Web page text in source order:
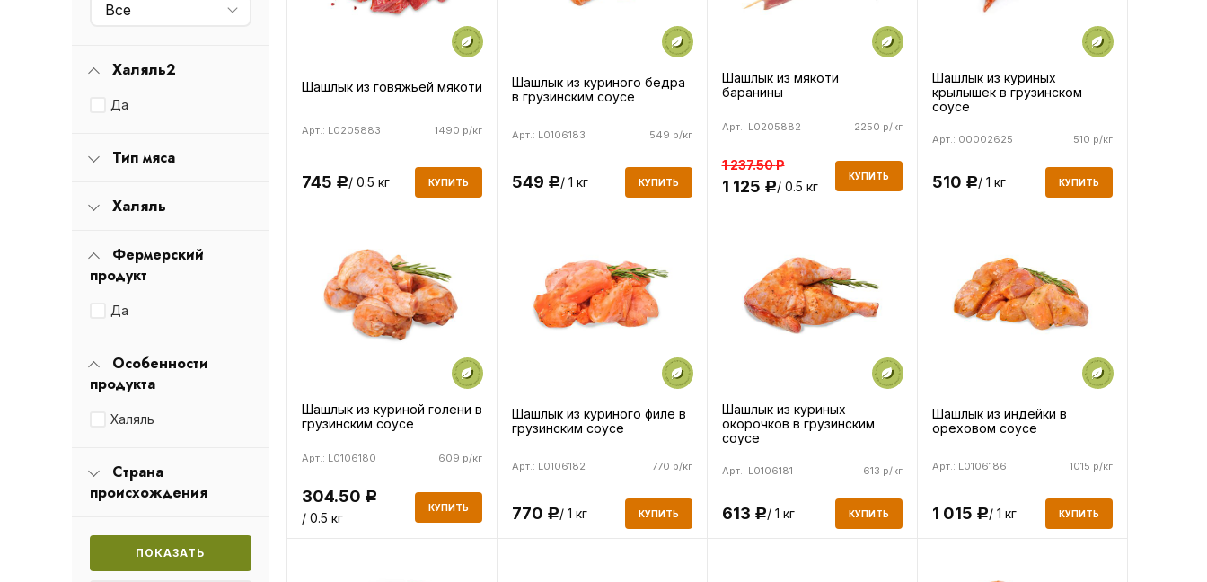
Все
Халяль2
Да
Тип мяса
Халяль
Фермерский
продукт
Да
Особенности
продукта
Халяль
Страна
происхождения
Шашлык из говяжьей мякоти
1490 р/кг
Арт.: L0205883
745 Р/ 0.5 кг КУПИТЬ
Шашлык из куриного бедра
в грузинским соусе
549 р/кг
Арт.: L0106183
549 Р/ 1 кг КУПИТЬ
Шашлык из мякоти
баранины
2250 р/кг
Арт.: L0205882
1 237.50Р
1 125 Р/ 0.5 кг
КУПИТЬ
Шашлык из куриных
крылышек в грузинском
соусе
510 р/кг
Арт.: 00002625
510 Р/ 1 кг КУПИТЬ
Шашлык из куриной голени в
грузинским соусе
609 р/кг
Арт.: L0106180
304.50 Р
/ 0.5 кг
КУПИТЬ
Шашлык из куриного филе в
грузинским соусе
770 р/кг
Арт.: L0106182
770 Р/ 1 кг КУПИТЬ
Шашлык из куриных
окорочков в грузинским
соусе
613 р/кг
Арт.: L0106181
613 Р/ 1 кг КУПИТЬ
Шашлык из индейки в
ореховом соусе
1015 р/кг
Арт.: L0106186
1 015 Р/ 1 кг КУПИТЬ